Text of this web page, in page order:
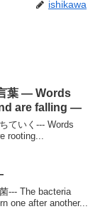
ishikawa
葉 — Words
are falling —
ていく--- Words
rooting...
--- The bacteria
one after another...